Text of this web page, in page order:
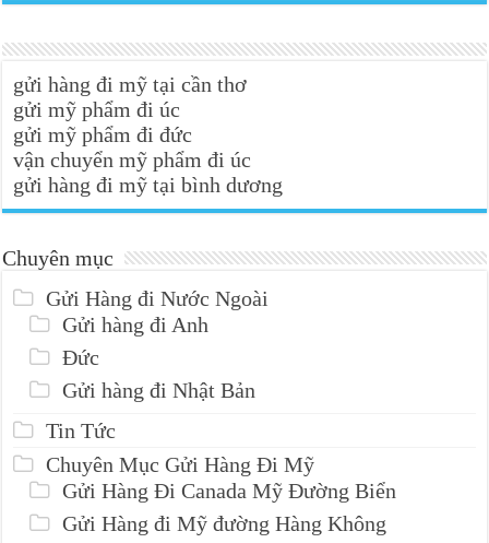
gửi hàng đi mỹ tại cần thơ
gửi mỹ phẩm đi úc
gửi mỹ phẩm đi đức
vận chuyển mỹ phẩm đi úc
gửi hàng đi mỹ tại bình dương
Chuyên mục
Gửi Hàng đi Nước Ngoài
Gửi hàng đi Anh
Đức
Gửi hàng đi Nhật Bản
Tin Tức
Chuyên Mục Gửi Hàng Đi Mỹ
Gửi Hàng Đi Canada Mỹ Đường Biển
Gửi Hàng đi Mỹ đường Hàng Không